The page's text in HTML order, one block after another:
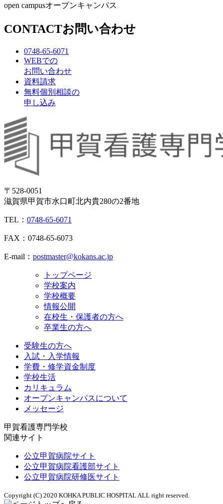
open campusオープンキャンパス
CONTACTお問い合わせ
0748-65-6071
WEBでの
お問い合わせ
資料請求
無料個別相談の
申し込み
〒528-0051
滋賀県甲賀市水口町北内貴280の2番地
TEL： 0748-65-6071
FAX：0748-65-6073
E-mail： postmaster@kokans.ac.jp
トップページ
学校案内
学校概要
情報公開
在校生・保護者の方へ
卒業生の方へ
受験生の方へ
入試・入学情報
学費・修学資金制度
学校生活
カリキュラム
オープンキャンパスについて
メッセージ
甲賀看護専門学校
関連サイト
公立甲賀病院サイト
公立甲賀病院看護部サイト
公立甲賀病院研修医サイト
Copyright (C) 2020 KOHKA PUBLIC HOSPITAL ALL right reserved.